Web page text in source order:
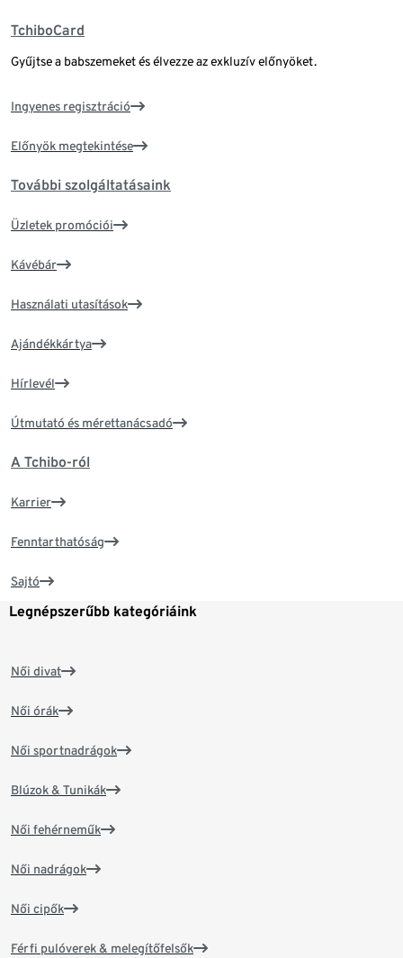
TchiboCard
Gyűjtse a babszemeket és élvezze az exkluzív előnyöket.
Ingyenes regisztráció
Előnyök megtekintése
További szolgáltatásaink
Üzletek promóciói
Kávébár
Használati utasítások
Ajándékkártya
Hírlevél
Útmutató és mérettanácsadó
A Tchibo-ról
Karrier
Fenntarthatóság
Sajtó
Legnépszerűbb kategóriáink
Női divat
Női órák
Női sportnadrágok
Blúzok & Tunikák
Női fehérneműk
Női nadrágok
Női cipők
Férfi pulóverek & melegítőfelsők